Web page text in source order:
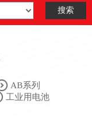
AB系列
工业用电池